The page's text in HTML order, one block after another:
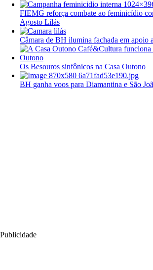
FIEMG reforça combate ao feminicídio
Agosto Lilás
Câmara de BH ilumina fachada em apoio
Os Besouros sinfônicos na Casa Outono
BH ganha voos para Diamantina e São
Publicidade